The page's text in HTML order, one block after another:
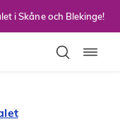
i Skåne och Blekinge!